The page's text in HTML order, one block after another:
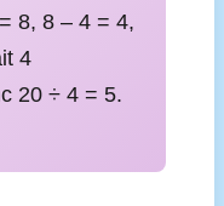
8, 8 – 4 = 4,
4
20 ÷ 4 = 5.